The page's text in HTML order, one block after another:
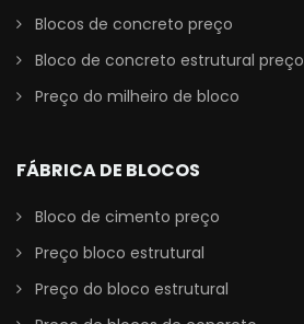
Blocos de concreto preço
Bloco de concreto estrutural preço
Preço do milheiro de bloco
FÁBRICA DE BLOCOS
Bloco de cimento preço
Preço bloco estrutural
Preço do bloco estrutural